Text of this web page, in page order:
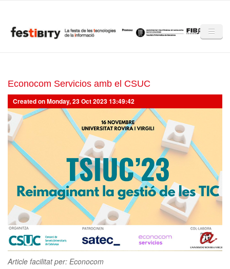
Club Festibity
La Festibity
Partners
Mencions
Notícies
Mèdia
Altres edicions
clickNEWS
Econocom Servicios amb el CSUC
Created on Monday, 23 Oct 2023 13:49:42
Article facilitat per: Econocom